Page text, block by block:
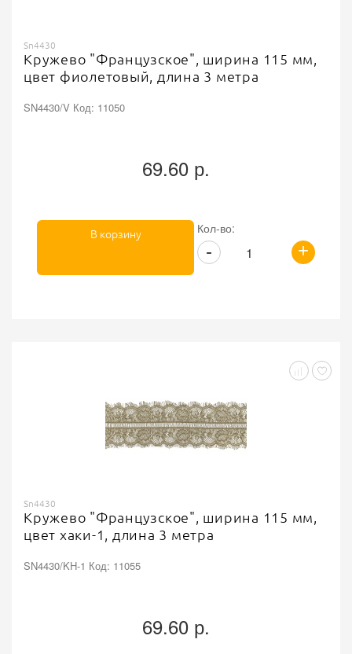
Sn4430
Кружево "Французское", ширина 115 мм,
цвет хаки-1, длина 3 метра
SN4430/KH-1 Код: 11055
69.60 р.
Sn4430
Кружево "Французское", ширина 115 мм,
цвет фиолетовый, длина 3 метра
SN4430/V Код: 11050
69.60 р.
Кол-во:
+
-
В корзину